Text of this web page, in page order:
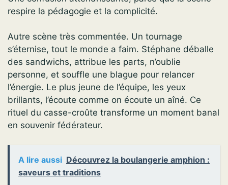
respire la pédagogie et la complicité.
Autre scène très commentée. Un tournage
s’éternise, tout le monde a faim. Stéphane déballe
des sandwichs, attribue les parts, n’oublie
personne, et souffle une blague pour relancer
l’énergie. Le plus jeune de l’équipe, les yeux
brillants, l’écoute comme on écoute un aîné. Ce
rituel du casse-croûte transforme un moment banal
en souvenir fédérateur.
A lire aussi Découvrez la boulangerie amphion :
saveurs et traditions